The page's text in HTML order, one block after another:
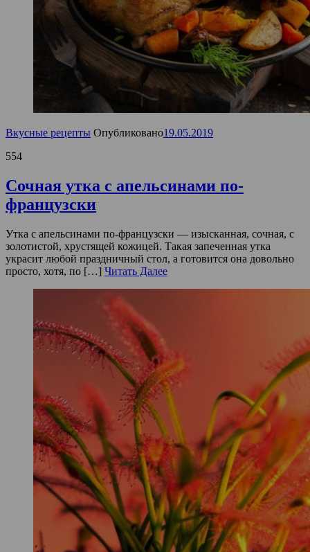
Вкусные рецепты Опубликовано19.05.2019
554
Сочная утка с апельсинами по-
французски
Утка с апельсинами по-французски — изысканная, сочная, с
золотистой, хрустящей кожицей. Такая запеченная утка
украсит любой праздничный стол, а готовится она довольно
просто, хотя, по […] Читать Далее